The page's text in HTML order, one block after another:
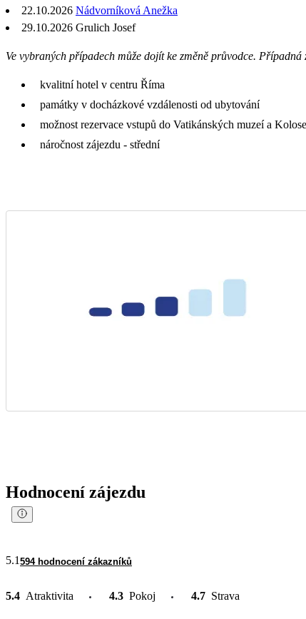
22.10.2026 Nádvorníková Anežka
29.10.2026 Grulich Josef
Ve vybraných případech může dojít ke změně průvodce.
kvalitní hotel v centru Říma
památky v docházkové vzdálenosti od ubytování
možnost rezervace vstupů do Vatikánských muzeí a
náročnost zájezdu - střední
Hodnocení zájezdu
5.1 594 hodnocení zákazníků
5.4 Atraktivita 4.3 Pokoj 4.7 Strava